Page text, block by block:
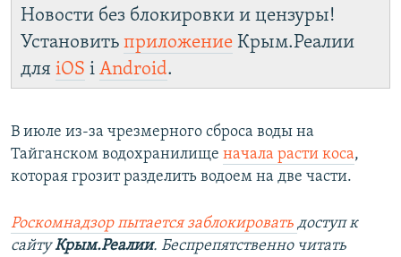
Новости без блокировки и цензуры!
Установить приложение Крым.Реалии
для iOS і Android.
В июле из-за чрезмерного сброса воды на
Тайганском водохранилище начала расти коса,
которая грозит разделить водоем на две части.
Роскомнадзор пытается заблокировать доступ к
сайтуКрым.Реалии. Беспрепятственно читать